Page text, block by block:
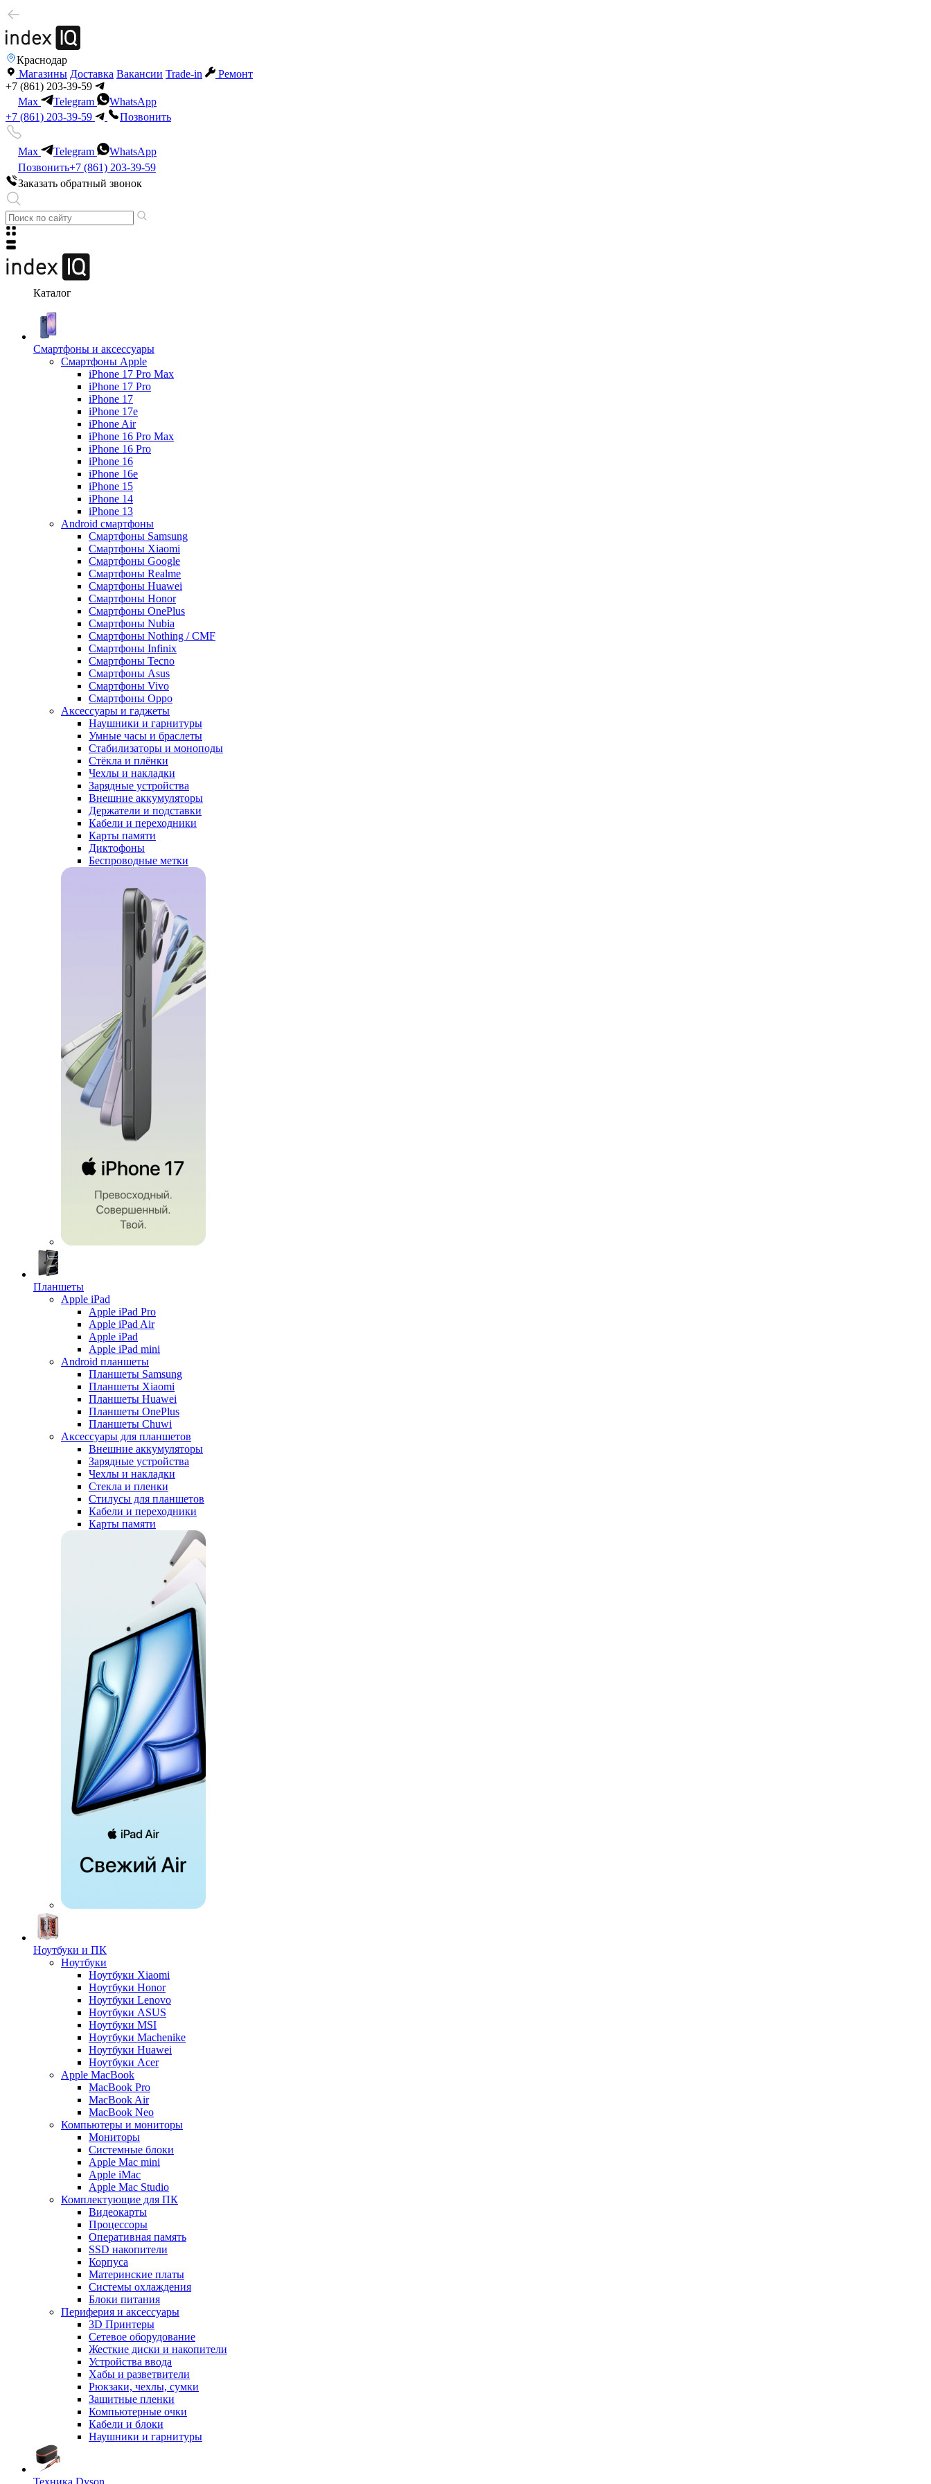
Краснодар
Магазины Доставка Вакансии Trade-in
Ремонт
+7 (861) 203-39-59
Max
Telegram
WhatsApp
+7 (861) 203-39-59
Позвонить
Max Telegram
WhatsApp
Позвонить+7 (861) 203-39-59
Заказать обратный звонок
Каталог
Смартфоны и аксессуары
Смартфоны Apple
iPhone 17 Pro Max
iPhone 17 Pro
iPhone 17
iPhone 17e
iPhone Air
iPhone 16 Pro Max
iPhone 16 Pro
iPhone 16
iPhone 16e
iPhone 15
iPhone 14
iPhone 13
Android cмартфоны
Смартфоны Samsung
Смартфоны Xiaomi
Смартфоны Google
Смартфоны Realme
Смартфоны Huawei
Смартфоны Honor
Смартфоны OnePlus
Смартфоны Nubia
Смартфоны Nothing / CMF
Смартфоны Infinix
Смартфоны Tecno
Смартфоны Asus
Смартфоны Vivo
Смартфоны Oppo
Аксессуары и гаджеты
Наушники и гарнитуры
Умные часы и браслеты
Стабилизаторы и моноподы
Стёкла и плёнки
Чехлы и накладки
Зарядные устройства
Внешние аккумуляторы
Держатели и подставки
Кабели и переходники
Карты памяти
Диктофоны
Беспроводные метки
Планшеты
Apple iPad
Apple iPad Pro
Apple iPad Air
Apple iPad
Apple iPad mini
Android планшеты
Планшеты Samsung
Планшеты Xiaomi
Планшеты Huawei
Планшеты OnePlus
Планшеты Chuwi
Аксессуары для планшетов
Внешние аккумуляторы
Зарядные устройства
Чехлы и накладки
Стекла и пленки
Стилусы для планшетов
Кабели и переходники
Карты памяти
Ноутбуки и ПК
Ноутбуки
Ноутбуки Xiaomi
Ноутбуки Honor
Ноутбуки Lenovo
Ноутбуки ASUS
Ноутбуки MSI
Ноутбуки Machenike
Ноутбуки Huawei
Ноутбуки Acer
Apple MacBook
MacBook Pro
MacBook Air
MacBook Neo
Компьютеры и мониторы
Мониторы
Системные блоки
Apple Mac mini
Apple iMac
Apple Mac Studio
Комплектующие для ПК
Видеокарты
Процессоры
Оперативная память
SSD накопители
Корпуса
Материнские платы
Системы охлаждения
Блоки питания
Периферия и аксессуары
3D Принтеры
Сетевое оборудование
Жесткие диски и накопители
Устройства ввода
Хабы и разветвители
Рюкзаки, чехлы, сумки
Защитные пленки
Компьютерные очки
Кабели и блоки
Наушники и гарнитуры
Техника Dyson